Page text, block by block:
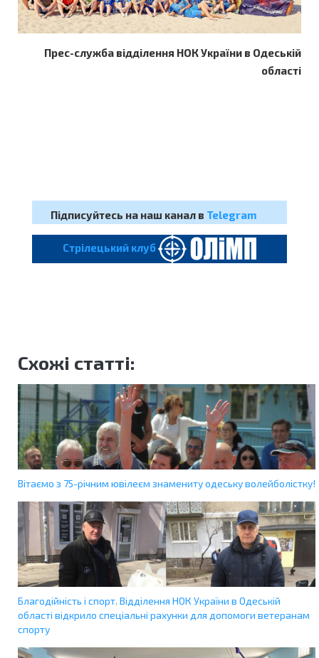
Прес-служба відділення НОК України в Одеській
області
Підписуйтесь на наш канал в Telegram
Cтрілецький клуб
Схожі статті:
Вітаємо з 75-річним ювілеєм знамениту одеську волейболістку!
Благодійність і спорт. Відділення НОК України в Одеській
області відкрило спеціальні рахунки для допомоги ветеранам
спорту